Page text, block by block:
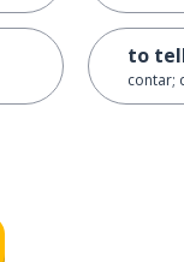
to
contar;